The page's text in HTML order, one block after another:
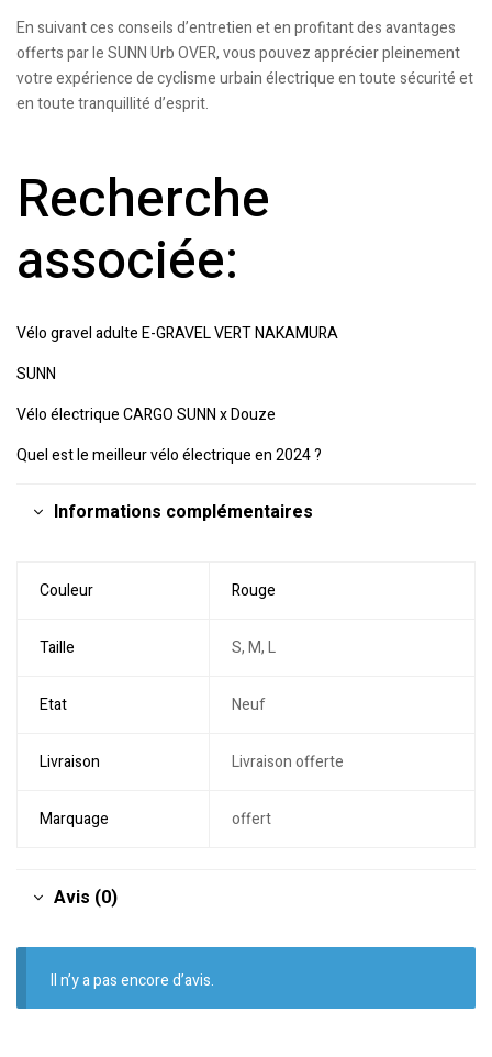
En suivant ces conseils d’entretien et en profitant des avantages
offerts par le SUNN Urb OVER, vous pouvez apprécier pleinement
votre expérience de cyclisme urbain électrique en toute sécurité et
en toute tranquillité d’esprit.
Recherche
associée:
Vélo gravel adulte E-GRAVEL VERT NAKAMURA
SUNN
Vélo électrique CARGO SUNN x Douze
Quel est le meilleur vélo électrique en 2024 ?
Informations complémentaires
Couleur Rouge
Taille S, M, L
Etat Neuf
Livraison Livraison offerte
Marquage offert
Avis (0)
Il n’y a pas encore d’avis.